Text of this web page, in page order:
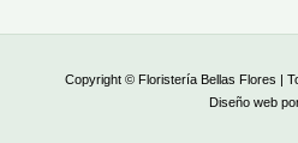
Copyright © Floristería Bellas Flores |
Diseño web